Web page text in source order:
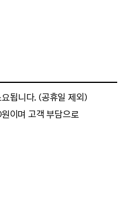
됩니다. (공휴일 제외)
이며 고객 부담으로